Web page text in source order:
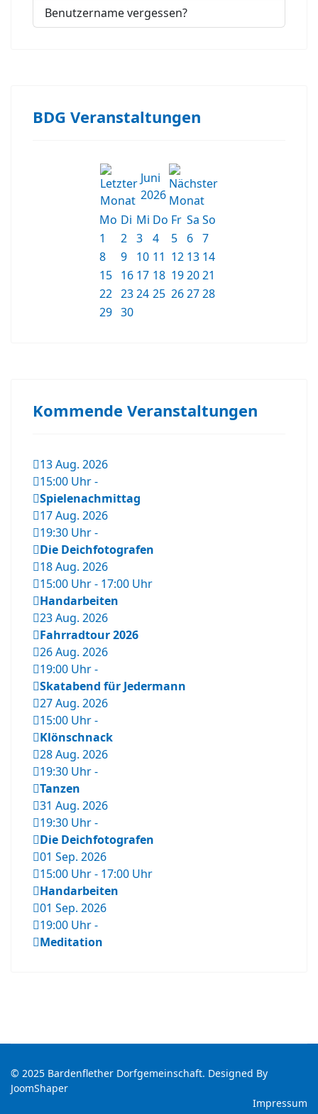
Benutzername vergessen?
BDG Veranstaltungen
Juni
2026
Mo Di Mi Do Fr Sa So
1
2 3 4 5 6 7
8
9 10 11 12 13 14
15 16 17 18 192021
22 2324 25 262728
29 30
Kommende Veranstaltungen
13 Aug. 2026
15:00 Uhr-
Spielenachmittag
17 Aug. 2026
19:30 Uhr-
Die Deichfotografen
18 Aug. 2026
15:00 Uhr- 17:00 Uhr
Handarbeiten
23 Aug. 2026
Fahrradtour 2026
26 Aug. 2026
19:00 Uhr-
Skatabend für Jedermann
27 Aug. 2026
15:00 Uhr-
Klönschnack
28 Aug. 2026
19:30 Uhr-
Tanzen
31 Aug. 2026
19:30 Uhr-
Die Deichfotografen
01 Sep. 2026
15:00 Uhr- 17:00 Uhr
Handarbeiten
01 Sep. 2026
19:00 Uhr-
Meditation
© 2025 Bardenflether Dorfgemeinschaft. Designed By
JoomShaper
Impressum